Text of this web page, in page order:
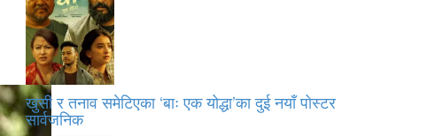
खुसी र तनाव समेटिएका ‘बाः एक योद्धा’का दुई नयाँ पोस्टर
सार्वजनिक